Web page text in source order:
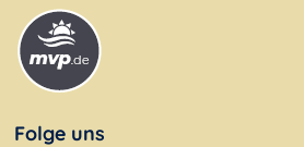
Folge uns